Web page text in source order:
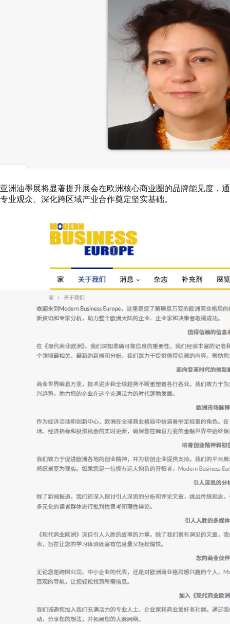
亚洲油墨展将显著提升展会在欧洲核心商业圈的品牌能见度，
专业观众、深化跨区域产业合作奠定坚实基础。